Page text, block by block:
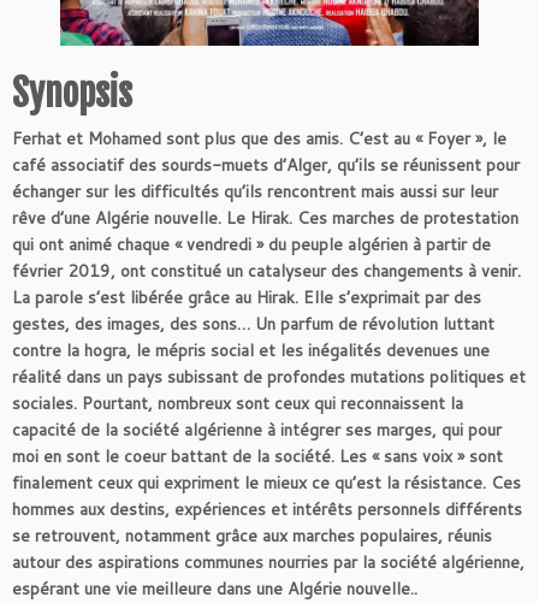
Synopsis
Ferhat et Mohamed sont plus que des amis. C’est au « Foyer », le
café associatif des sourds-muets d’Alger, qu’ils se réunissent pour
échanger sur les difficultés qu’ils rencontrent mais aussi sur leur
rêve d’une Algérie nouvelle. Le Hirak. Ces marches de protestation
qui ont animé chaque « vendredi » du peuple algérien à partir de
février 2019, ont constitué un catalyseur des changements à venir.
La parole s’est libérée grâce au Hirak. Elle s’exprimait par des
gestes, des images, des sons… Un parfum de révolution luttant
contre la hogra, le mépris social et les inégalités devenues une
réalité dans un pays subissant de profondes mutations politiques et
sociales. Pourtant, nombreux sont ceux qui reconnaissent la
capacité de la société algérienne à intégrer ses marges, qui pour
moi en sont le coeur battant de la société. Les « sans voix » sont
finalement ceux qui expriment le mieux ce qu’est la résistance. Ces
hommes aux destins, expériences et intérêts personnels différents
se retrouvent, notamment grâce aux marches populaires, réunis
autour des aspirations communes nourries par la société algérienne,
espérant une vie meilleure dans une Algérie nouvelle..